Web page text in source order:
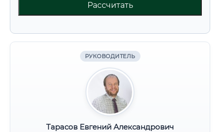
Рассчитать
РУКОВОДИТЕЛЬ
Тарасов Евгений Александрович